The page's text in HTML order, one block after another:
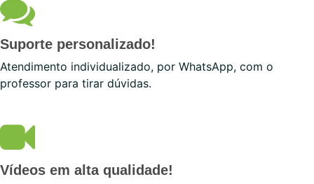
Suporte personalizado!
Atendimento individualizado, por WhatsApp, com o
professor para tirar dúvidas.
Vídeos em alta qualidade!